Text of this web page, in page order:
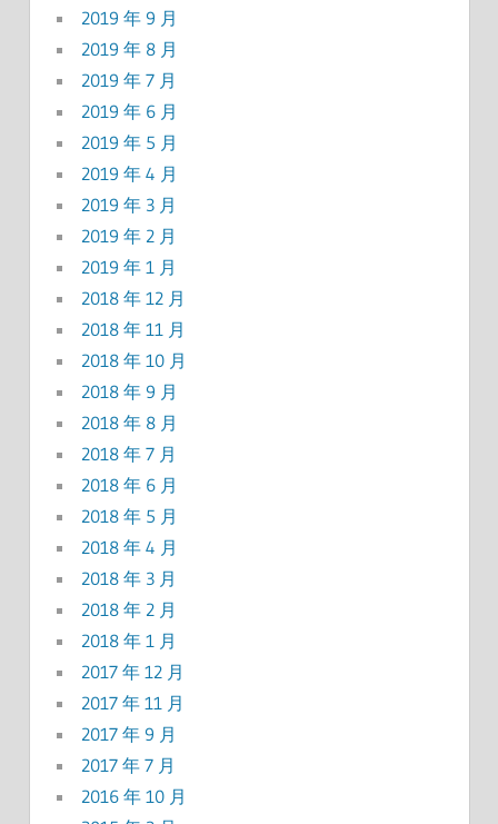
2019 年 9 月
2019 年 8 月
2019 年 7 月
2019 年 6 月
2019 年 5 月
2019 年 4 月
2019 年 3 月
2019 年 2 月
2019 年 1 月
2018 年 12 月
2018 年 11 月
2018 年 10 月
2018 年 9 月
2018 年 8 月
2018 年 7 月
2018 年 6 月
2018 年 5 月
2018 年 4 月
2018 年 3 月
2018 年 2 月
2018 年 1 月
2017 年 12 月
2017 年 11 月
2017 年 9 月
2017 年 7 月
2016 年 10 月